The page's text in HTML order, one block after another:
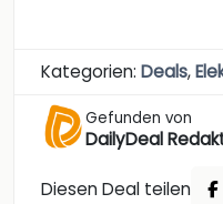
Kategorien: Deals,
Gefunden von
DailyDeal
Diesen Deal teilen